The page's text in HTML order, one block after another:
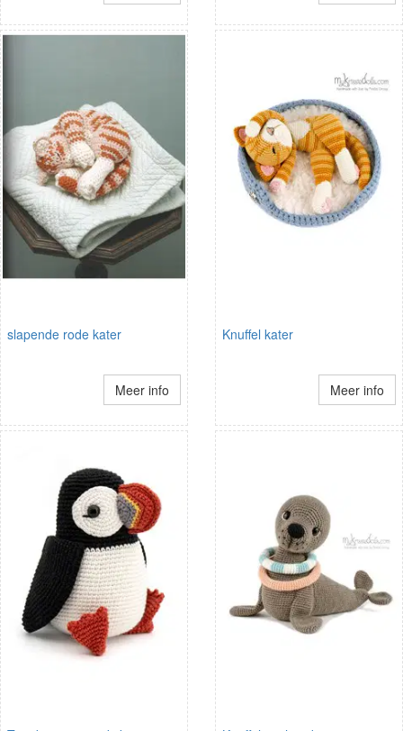
slapende rode kater
Meer info
Knuffel kater
Meer info